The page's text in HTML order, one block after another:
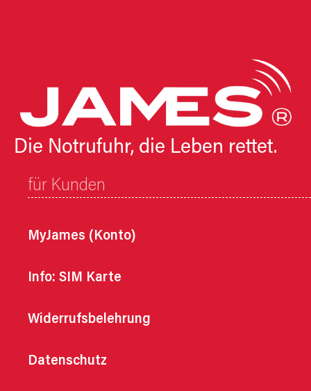
Die Notrufuhr, die Leben rettet.
für Kunden
MyJames (Konto)
Info: SIM Karte
Widerrufsbelehrung
Datenschutz